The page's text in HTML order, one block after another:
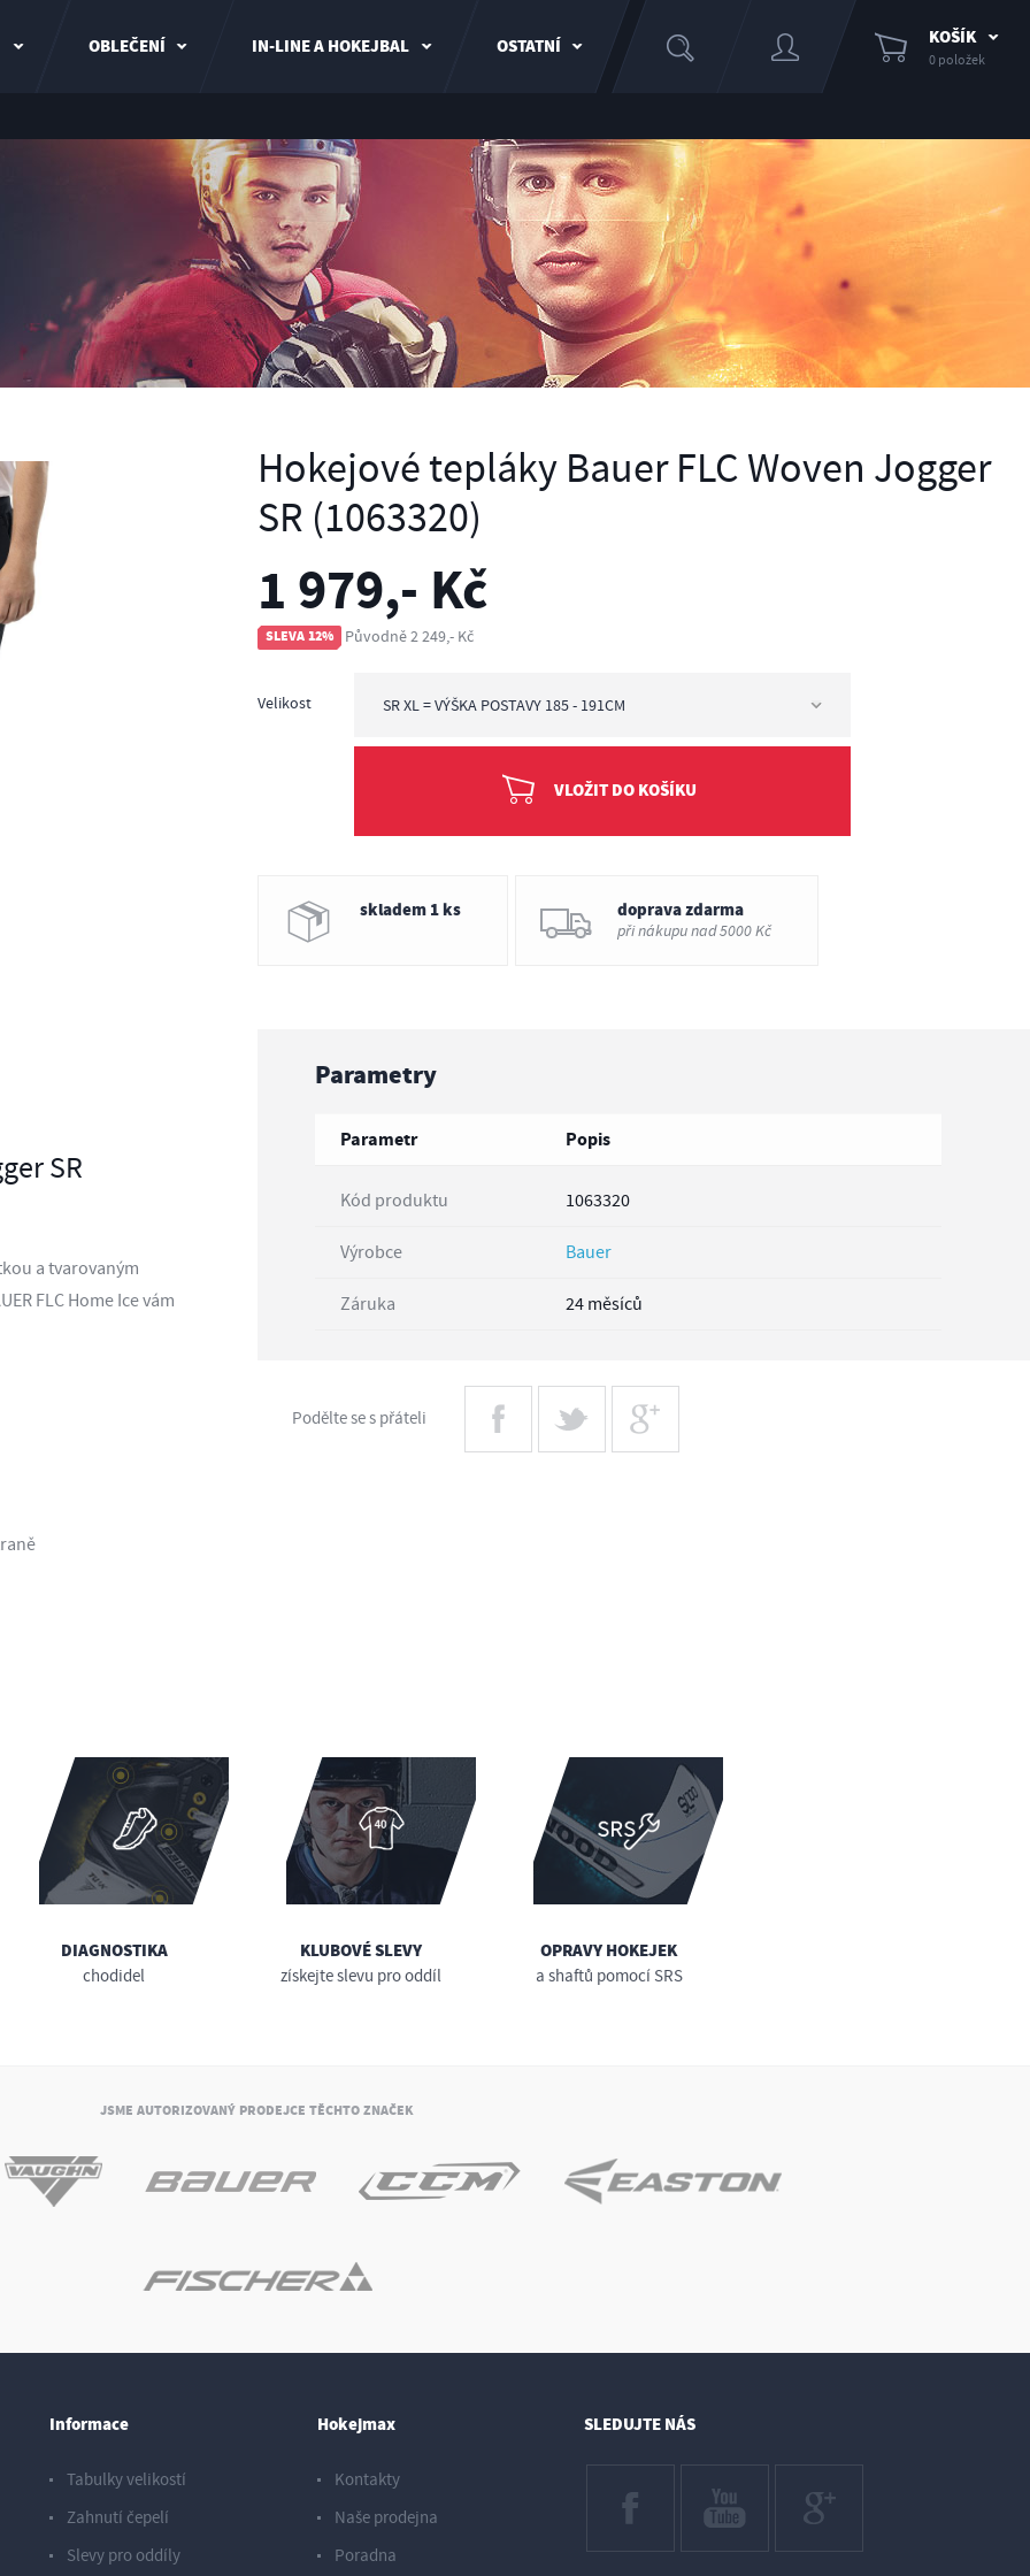
OBLEČENÍ IN-LINE A HOKEJBAL OSTATNÍ KOŠÍK
0 položek
Hokejové tepláky Bauer FLC Woven Jogger
SR (1063320)
1 979,- Kč
SLEVA 12% Původně 2 249,- Kč
Velikost SR XL = VÝŠKA POSTAVY 185 - 191CM
VLOŽIT DO KOŠÍKU
skladem 1 ks doprava zdarma
při nákupu nad 5000 Kč
SR
a tvarovaným
FLC Home Ice vám
Parametry
Parametr Popis
Kód produktu 1063320
Výrobce Bauer
Záruka 24 měsíců
Podělte se s přáteli
DIAGNOSTIKA
chodidel
KLUBOVÉ SLEVY
získejte slevu pro oddíl
OPRAVY HOKEJEK
a shaftů pomocí SRS
JSME AUTORIZOVANÝ PRODEJCE TĚCHTO ZNAČEK
Informace
Tabulky velikostí
Zahnutí čepelí
Slevy pro oddíly
Hokejmax
Kontakty
Naše prodejna
Poradna
SLEDUJTE NÁS